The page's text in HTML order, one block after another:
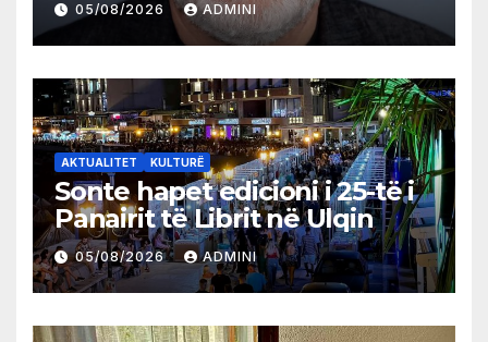
05/08/2026 ADMINI
AKTUALITET KULTURË
Sonte hapet edicioni i 25-të i
Panairit të Librit në Ulqin
05/08/2026 ADMINI